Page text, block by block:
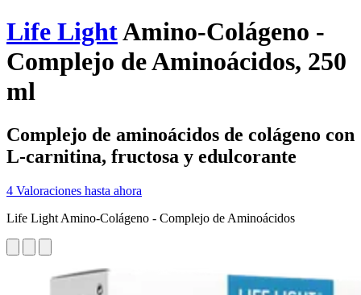
Life LightAmino-Colágeno -
Complejo de Aminoácidos, 250
ml
Complejo de aminoácidos de colágeno con
L-carnitina, fructosa y edulcorante
4 Valoraciones hasta ahora
Life Light Amino-Colágeno - Complejo de Aminoácidos